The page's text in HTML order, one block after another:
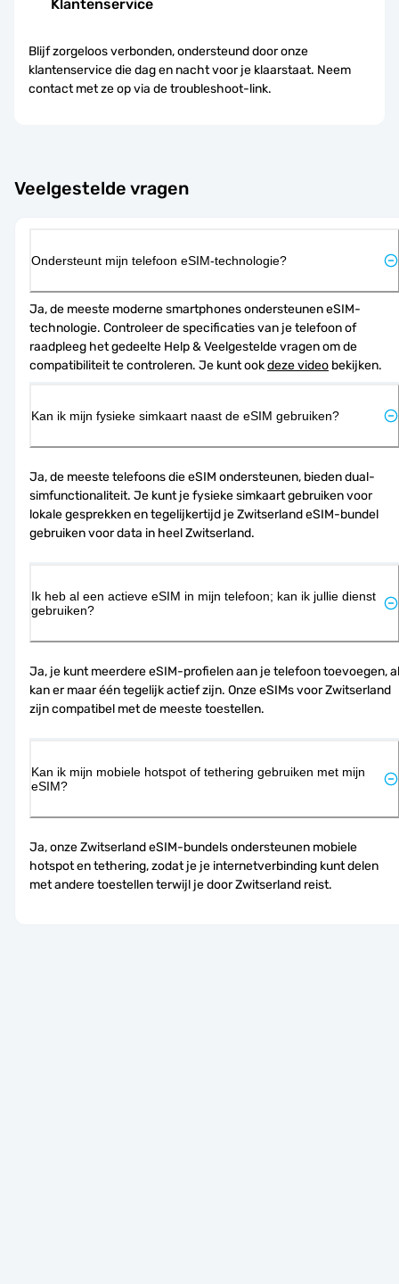
Klantenservice
Blijf zorgeloos verbonden, ondersteund door onze
klantenservice die dag en nacht voor je klaarstaat. Neem
contact met ze op via de troubleshoot-link.
Veelgestelde vragen
Ondersteunt mijn telefoon eSIM-technologie?
Ja, de meeste moderne smartphones ondersteunen eSIM-
technologie. Controleer de specificaties van je telefoon of
raadpleeg het gedeelte Help & Veelgestelde vragen om de
compatibiliteit te controleren. Je kunt ook deze video bekijken.
Kan ik mijn fysieke simkaart naast de eSIM gebruiken?
Ja, de meeste telefoons die eSIM ondersteunen, bieden dual-
simfunctionaliteit. Je kunt je fysieke simkaart gebruiken voor
lokale gesprekken en tegelijkertijd je Zwitserland eSIM-bundel
gebruiken voor data in heel Zwitserland.
Ik heb al een actieve eSIM in mijn telefoon; kan ik jullie dienst
gebruiken?
Ja, je kunt meerdere eSIM-profielen aan je telefoon toevoegen, al
kan er maar één tegelijk actief zijn. Onze eSIMs voor Zwitserland
zijn compatibel met de meeste toestellen.
Kan ik mijn mobiele hotspot of tethering gebruiken met mijn
eSIM?
Ja, onze Zwitserland eSIM-bundels ondersteunen mobiele
hotspot en tethering, zodat je je internetverbinding kunt delen
met andere toestellen terwijl je door Zwitserland reist.